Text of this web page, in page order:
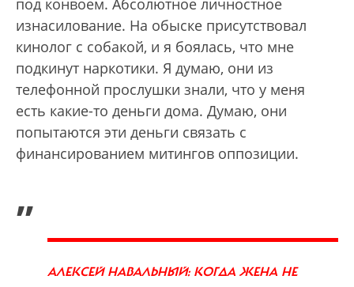
под конвоем. Абсолютное личностное
изнасилование. На обыске присутствовал
кинолог с собакой, и я боялась, что мне
подкинут наркотики. Я думаю, они из
телефонной прослушки знали, что у меня
есть какие-то деньги дома. Думаю, они
попытаются эти деньги связать с
финансированием митингов оппозиции.
„
АЛЕКСЕЙ НАВАЛЬНЫЙ: КОГДА ЖЕНА НЕ